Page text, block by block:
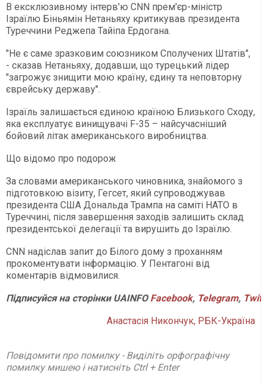
В ексклюзивному інтерв'ю CNN прем'єр-міністр
Ізраїлю Біньямін Нетаньяху критикував президента
Туреччини Реджепа Тайіпа Ердогана.
"Не є саме зразковим союзником Сполучених Штатів",
- сказав Нетаньяху, додавши, що турецький лідер
"загрожує знищити мою країну, єдину та неповторну
єврейську державу".
Ізраїль залишається єдиною країною Близького Сходу,
яка експлуатує винищувачі F-35 – найсучасніший
бойовий літак американського виробництва.
Що відомо про подорож
За словами американського чиновника, знайомого з
підготовкою візиту, Гегсет, який супроводжував
президента США Дональда Трампа на саміті НАТО в
Туреччині, після завершення заходів залишить склад
президентської делегації та вирушить до Ізраїлю.
CNN надіслав запит до Білого дому з проханням
прокоментувати інформацію. У Пентагоні від
коментарів відмовилися.
ПідписуйсянасторінкиUAINFO Facebook, Telegram,
Анастасія Никончук, РБК-Україна
Повідомити про помилку - Виділіть орфографічну
помилку мишею і натисніть Ctrl + Enter